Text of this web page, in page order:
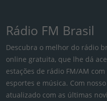
Rádio FM Brasil
Descubra o melhor do rádio
online gratuita, que lhe dá
estações de rádio FM/AM
esportes e música. Com
atualizado com as últimas